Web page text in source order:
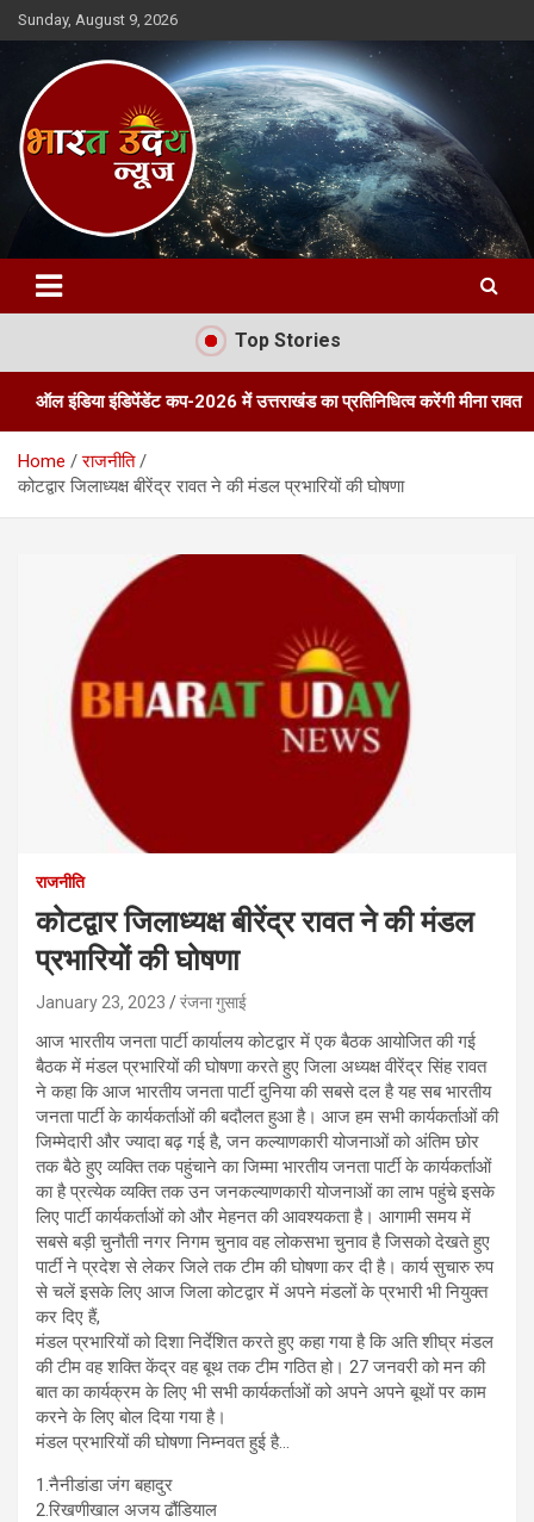
Skip
to
Sunday, August 9, 2026
Bharat Uday News
Top Stories
इंडिपेंडेंट कप-2026 में उत्तराखंड का प्रतिनिधित्व करेंगी मीना रावत तीन
Home
राजनीति
कोटद्वार जिलाध्यक्ष बीरेंद्र रावत ने की मंडल प्रभारियों की घोषणा
राजनीति
कोटद्वार जिलाध्यक्ष बीरेंद्र रावत ने की मंडल
प्रभारियों की घोषणा
January 23, 2023 रंजना गुसाई
आज भारतीय जनता पार्टी कार्यालय कोटद्वार में एक बैठक आयोजित की गई
बैठक में मंडल प्रभारियों की घोषणा करते हुए जिला अध्यक्ष वीरेंद्र सिंह रावत
ने कहा कि आज भारतीय जनता पार्टी दुनिया की सबसे दल है यह सब भारतीय
जनता पार्टी के कार्यकर्ताओं की बदौलत हुआ है। आज हम सभी कार्यकर्ताओं की
जिम्मेदारी और ज्यादा बढ़ गई है, जन कल्याणकारी योजनाओं को अंतिम छोर
तक बैठे हुए व्यक्ति तक पहुंचाने का जिम्मा भारतीय जनता पार्टी के कार्यकर्ताओं
का है प्रत्येक व्यक्ति तक उन जनकल्याणकारी योजनाओं का लाभ पहुंचे इसके
लिए पार्टी कार्यकर्ताओं को और मेहनत की आवश्यकता है। आगामी समय में
सबसे बड़ी चुनौती नगर निगम चुनाव वह लोकसभा चुनाव है जिसको देखते हुए
पार्टी ने प्रदेश से लेकर जिले तक टीम की घोषणा कर दी है। कार्य सुचारु रुप
से चलें इसके लिए आज जिला कोटद्वार में अपने मंडलों के प्रभारी भी नियुक्त
कर दिए हैं,
मंडल प्रभारियों को दिशा निर्देशित करते हुए कहा गया है कि अति शीघ्र मंडल
की टीम वह शक्ति केंद्र वह बूथ तक टीम गठित हो। 27 जनवरी को मन की
बात का कार्यक्रम के लिए भी सभी कार्यकर्ताओं को अपने अपने बूथों पर काम
करने के लिए बोल दिया गया है।
मंडल प्रभारियों की घोषणा निम्नवत हुई है…
1.नैनीडांडा जंग बहादुर
2.रिखणीखाल अजय ढौंडियाल